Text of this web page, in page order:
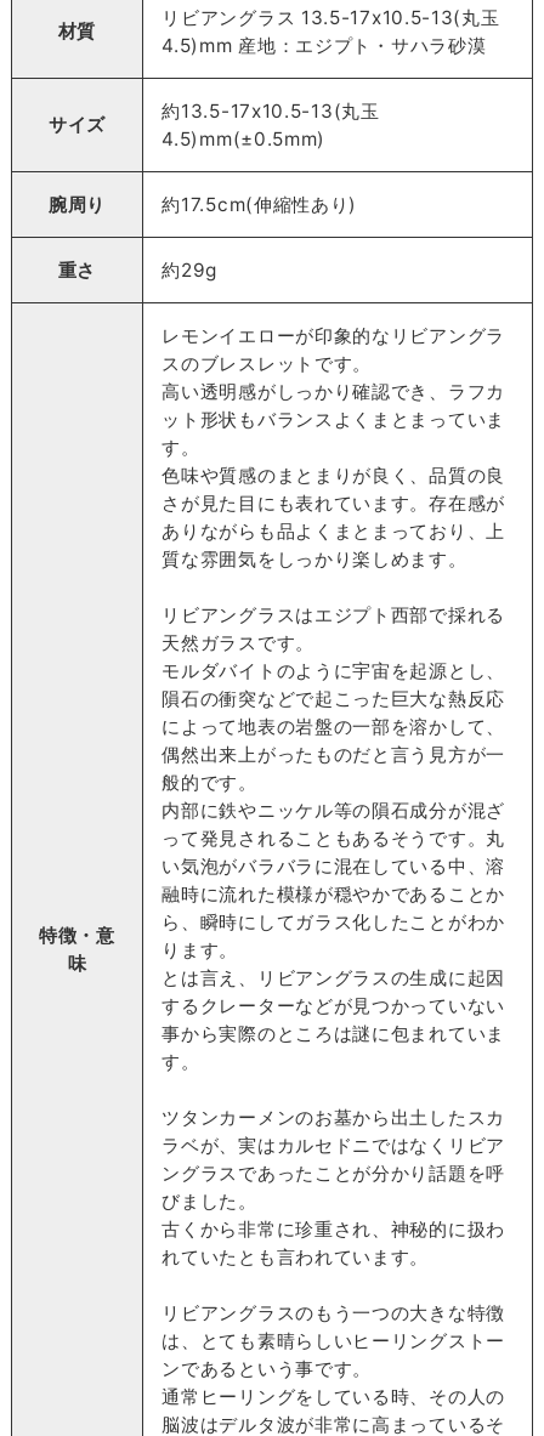
材質
リビアングラス 13.5-17x10.5-13(丸玉
4.5)mm 産地：エジプト・サハラ砂漠
サイズ
約13.5-17x10.5-13(丸玉
4.5)mm(±0.5mm)
腕周り 約17.5cm(伸縮性あり)
重さ 約29g
特徴・意
味
レモンイエローが印象的なリビアングラ
スのブレスレットです。
高い透明感がしっかり確認でき、ラフカ
ット形状もバランスよくまとまっていま
す。
色味や質感のまとまりが良く、品質の良
さが見た目にも表れています。存在感が
ありながらも品よくまとまっており、上
質な雰囲気をしっかり楽しめます。
リビアングラスはエジプト西部で採れる
天然ガラスです。
モルダバイトのように宇宙を起源とし、
隕石の衝突などで起こった巨大な熱反応
によって地表の岩盤の一部を溶かして、
偶然出来上がったものだと言う見方が一
般的です。
内部に鉄やニッケル等の隕石成分が混ざ
って発見されることもあるそうです。丸
い気泡がバラバラに混在している中、溶
融時に流れた模様が穏やかであることか
ら、瞬時にしてガラス化したことがわか
ります。
とは言え、リビアングラスの生成に起因
するクレーターなどが見つかっていない
事から実際のところは謎に包まれていま
す。
ツタンカーメンのお墓から出土したスカ
ラベが、実はカルセドニではなくリビア
ングラスであったことが分かり話題を呼
びました。
古くから非常に珍重され、神秘的に扱わ
れていたとも言われています。
リビアングラスのもう一つの大きな特徴
は、とても素晴らしいヒーリングストー
ンであるという事です。
通常ヒーリングをしている時、その人の
脳波はデルタ波が非常に高まっているそ